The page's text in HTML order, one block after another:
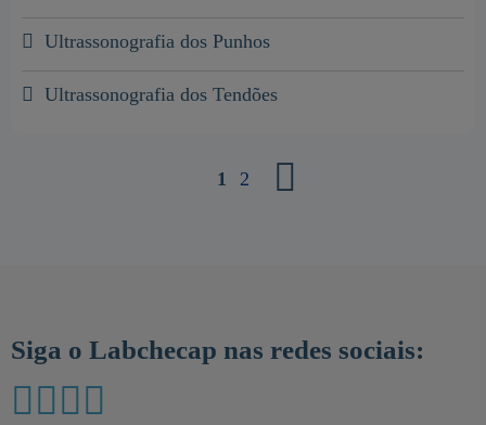
Ultrassonografia dos Punhos
Ultrassonografia dos Tendões
1 2
Siga o Labchecap nas redes sociais: